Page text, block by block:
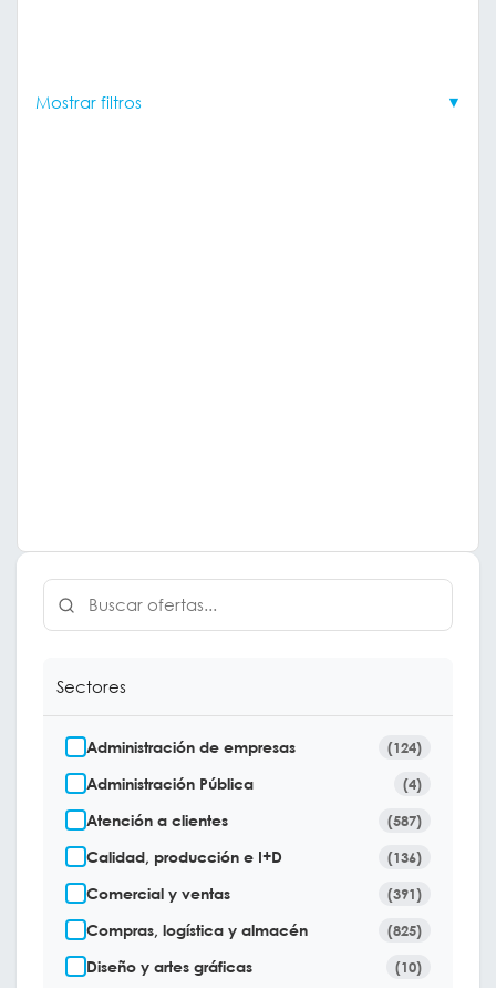
Mostrar filtros ▼
Sectores
Administración de empresas (124)
Administración Pública (4)
Atención a clientes (587)
Calidad, producción e I+D (136)
Comercial y ventas (391)
Compras, logística y almacén (825)
Diseño y artes gráficas (10)